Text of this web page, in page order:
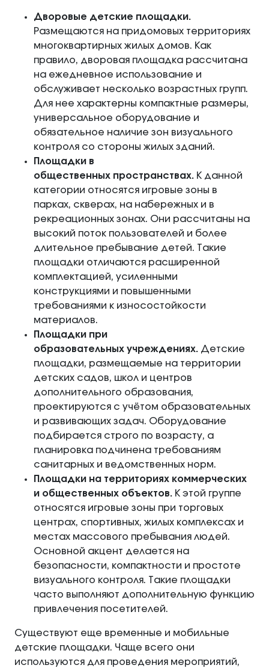
Дворовые детские площадки.
Размещаются на придомовых территориях
многоквартирных жилых домов. Как
правило, дворовая площадка рассчитана
на ежедневное использование и
обслуживает несколько возрастных групп.
Для нее характерны компактные размеры,
универсальное оборудование и
обязательное наличие зон визуального
контроля со стороны жилых зданий.
Площадки в
общественных пространствах. К данной
категории относятся игровые зоны в
парках, скверах, на набережных и в
рекреационных зонах. Они рассчитаны на
высокий поток пользователей и более
длительное пребывание детей. Такие
площадки отличаются расширенной
комплектацией, усиленными
конструкциями и повышенными
требованиями к износостойкости
материалов.
Площадки при
образовательных учреждениях. Детские
площадки, размещаемые на территории
детских садов, школ и центров
дополнительного образования,
проектируются с учётом образовательных
и развивающих задач. Оборудование
подбирается строго по возрасту, а
планировка подчинена требованиям
санитарных и ведомственных норм.
Площадки на территориях коммерческих
и общественных объектов. К этой группе
относятся игровые зоны при торговых
центрах, спортивных, жилых комплексах и
местах массового пребывания людей.
Основной акцент делается на
безопасности, компактности и простоте
визуального контроля. Такие площадки
часто выполняют дополнительную функцию
привлечения посетителей.
Существуют еще временные и мобильные
детские площадки. Чаще всего они
используются для проведения мероприятий,